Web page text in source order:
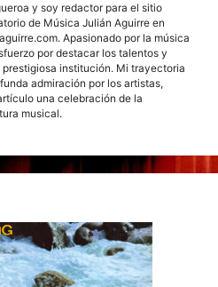
y soy redactor para el sitio
de Música Julián Aguirre en
Apasionado por la música
por destacar los talentos y
institución. Mi trayectoria
admiración por los artistas,
una celebración de la
musical.